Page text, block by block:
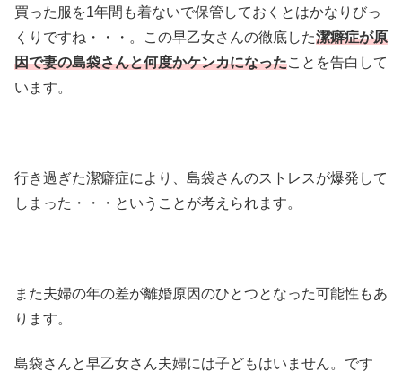
買った服を1年間も着ないで保管しておくとはかなりびっ
くりですね・・・。この早乙女さんの徹底した潔癖症が原
因で妻の島袋さんと何度かケンカになったことを告白して
います。
行き過ぎた潔癖症により、島袋さんのストレスが爆発して
しまった・・・ということが考えられます。
また夫婦の年の差が離婚原因のひとつとなった可能性もあ
ります。
島袋さんと早乙女さん夫婦には子どもはいません。です